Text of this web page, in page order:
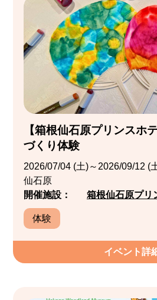
【箱根仙石原プリンスホ
づくり体験
2026/07/04 (土)～2026/09/12 (
仙石原
開催施設：
箱根仙石原プリ
体験
イベント詳